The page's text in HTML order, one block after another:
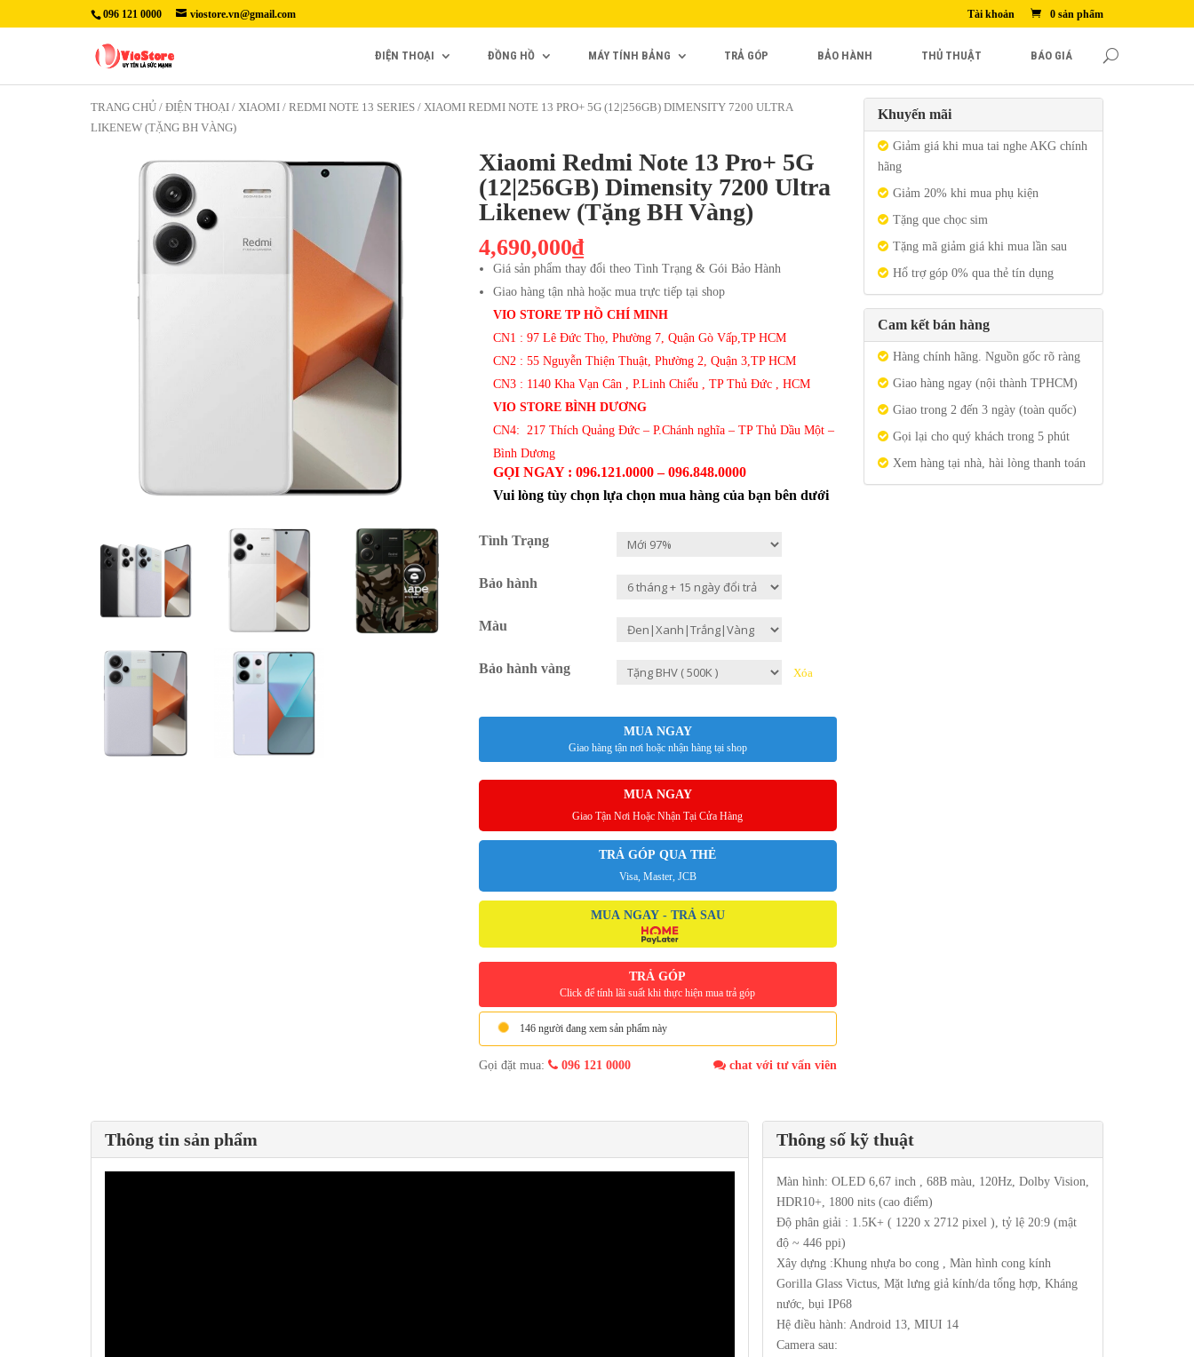
096 121 0000 viostore.vn@gmail.com Tài khoản 0 sản phẩm
ĐIỆN THOẠI ĐỒNG HỒ MÁY TÍNH BẢNG TRẢ GÓP BẢO HÀNH THỦ THUẬT BÁO GIÁ
TRANG CHỦ / ĐIỆN THOẠI / XIAOMI / REDMI NOTE 13 SERIES / XIAOMI REDMI NOTE 13 PRO+ 5G (12|256GB) DIMENSITY 7200 ULTRA
LIKENEW (TẶNG BH VÀNG)
Xiaomi Redmi Note 13 Pro+ 5G
(12|256GB) Dimensity 7200 Ultra
Likenew (Tặng BH Vàng)
4,690,000₫
Giá sản phẩm thay đổi theo Tình Trạng & Gói Bảo Hành
Giao hàng tận nhà hoặc mua trực tiếp tại shop
VIO STORE TP HỒ CHÍ MINH
CN1 : 97 Lê Đức Thọ, Phường 7, Quận Gò Vấp,TP HCM
CN2 : 55 Nguyễn Thiện Thuật, Phường 2, Quận 3,TP HCM
CN3 : 1140 Kha Vạn Cân , P.Linh Chiểu , TP Thủ Đức , HCM
VIO STORE BÌNH DƯƠNG
CN4: 217 Thích Quảng Đức – P.Chánh nghĩa – TP Thủ Dầu Một –
Bình Dương
GỌI NGAY : 096.121.0000 – 096.848.0000
Vui lòng tùy chọn lựa chọn mua hàng của bạn bên dưới
Tình Trạng
Bảo hành
Màu
Bảo hành vàng Xóa
MUA NGAY
Giao hàng tận nơi hoặc nhận hàng tại shop
MUA NGAY
Giao Tận Nơi Hoặc Nhận Tại Cửa Hàng
TRẢ GÓP QUA THẺ
Visa, Master, JCB
MUA NGAY - TRẢ SAU
TRẢ GÓP
Click để tính lãi suất khi thực hiện mua trả góp
146 người đang xem sản phẩm này
Gọi đặt mua: 096 121 0000 chat với tư vấn viên
Khuyến mãi
Giảm giá khi mua tai nghe AKG chính
hãng
Giảm 20% khi mua phụ kiện
Tặng que chọc sim
Tặng mã giảm giá khi mua lần sau
Hổ trợ góp 0% qua thẻ tín dụng
Cam kết bán hàng
Hàng chính hãng. Nguồn gốc rõ ràng
Giao hàng ngay (nội thành TPHCM)
Giao trong 2 đến 3 ngày (toàn quốc)
Gọi lại cho quý khách trong 5 phút
Xem hàng tại nhà, hài lòng thanh toán
Thông số kỹ thuật
Màn hình: OLED 6,67 inch , 68B màu, 120Hz, Dolby Vision,
HDR10+, 1800 nits (cao điểm)
Độ phân giải : 1.5K+ ( 1220 x 2712 pixel ), tỷ lệ 20:9 (mật
độ ~ 446 ppi)
Xây dựng :Khung nhựa bo cong , Màn hình cong kính
Gorilla Glass Victus, Mặt lưng giả kính/da tổng hợp, Kháng
nước, bụi IP68
Hệ điều hành: Android 13, MIUI 14
Camera sau:
Thông tin sản phẩm